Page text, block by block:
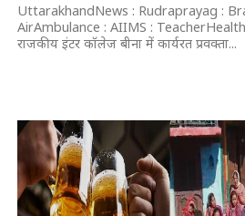
UttarakhandNews : Rudraprayag :
AirAmbulance : AIIMS :
राजकीय इंटर कॉलेज बीना में कार्यरत प्रवक्ता...